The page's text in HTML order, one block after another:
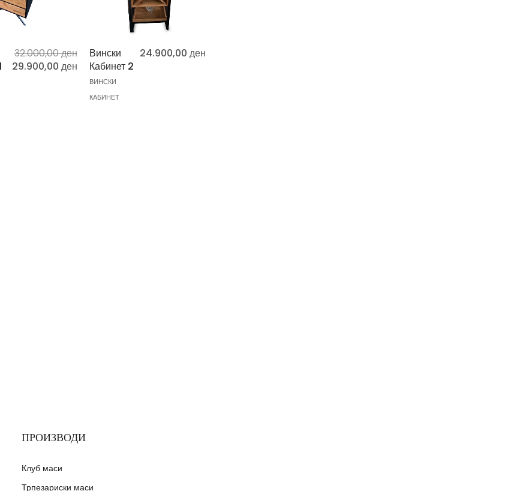
32.000,00ден
29.900,00 ден
Вински
Кабинет 2
ВИНСКИ
КАБИНЕТ
24.900,00 ден
ПРОИЗВОДИ
Клуб маси
Трпезариски маси